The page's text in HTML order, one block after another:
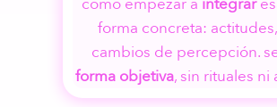
forma concreta: actitudes,
cambios de percepción.
forma objetiva, sin rituales ni